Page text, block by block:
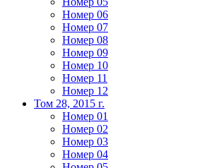
Номер 06
Номер 07
Номер 08
Номер 09
Номер 10
Номер 11
Номер 12
Том 28, 2015 г.
Номер 01
Номер 02
Номер 03
Номер 04